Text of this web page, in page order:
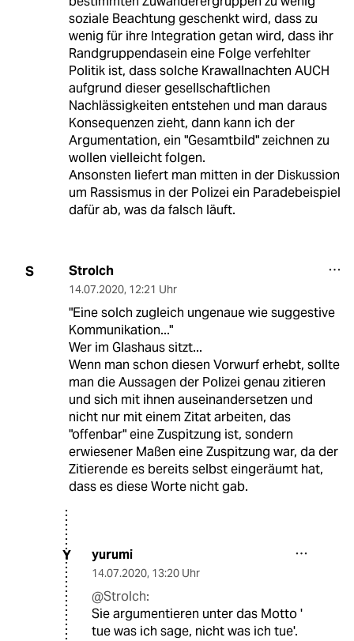
soziale Beachtung geschenkt wird, dass zu
wenig für ihre Integration getan wird, dass ihr
Randgruppendasein eine Folge verfehlter
Politik ist, dass solche Krawallnachten AUCH
aufgrund dieser gesellschaftlichen
Nachlässigkeiten entstehen und man daraus
Konsequenzen zieht, dann kann ich der
Argumentation, ein "Gesamtbild" zeichnen zu
wollen vielleicht folgen.
Ansonsten liefert man mitten in der Diskussion
um Rassismus in der Polizei ein Paradebeispiel
dafür ab, was da falsch läuft.
S Strolch
14.07.2020, 12:21 Uhr
"Eine solch zugleich ungenaue wie suggestive
Kommunikation..."
Wer im Glashaus sitzt...
Wenn man schon diesen Vorwurf erhebt, sollte
man die Aussagen der Polizei genau zitieren
und sich mit ihnen auseinandersetzen und
nicht nur mit einem Zitat arbeiten, das
"offenbar" eine Zuspitzung ist, sondern
erwiesener Maßen eine Zuspitzung war, da der
Zitierende es bereits selbst eingeräumt hat,
dass es diese Worte nicht gab.
Y yurumi
14.07.2020, 13:20 Uhr
@Strolch:
Sie argumentieren unter das Motto '
tue was ich sage, nicht was ich tue'.